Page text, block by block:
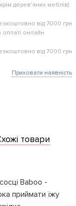
дерев'яних меблів)
від 7000 грн
оплаті онлайн
від 7000 грн
Приховати наявність
товари
Baboo -
приймати їжу